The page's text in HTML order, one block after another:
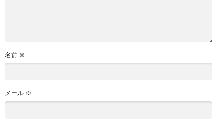
名前 ※
メール ※